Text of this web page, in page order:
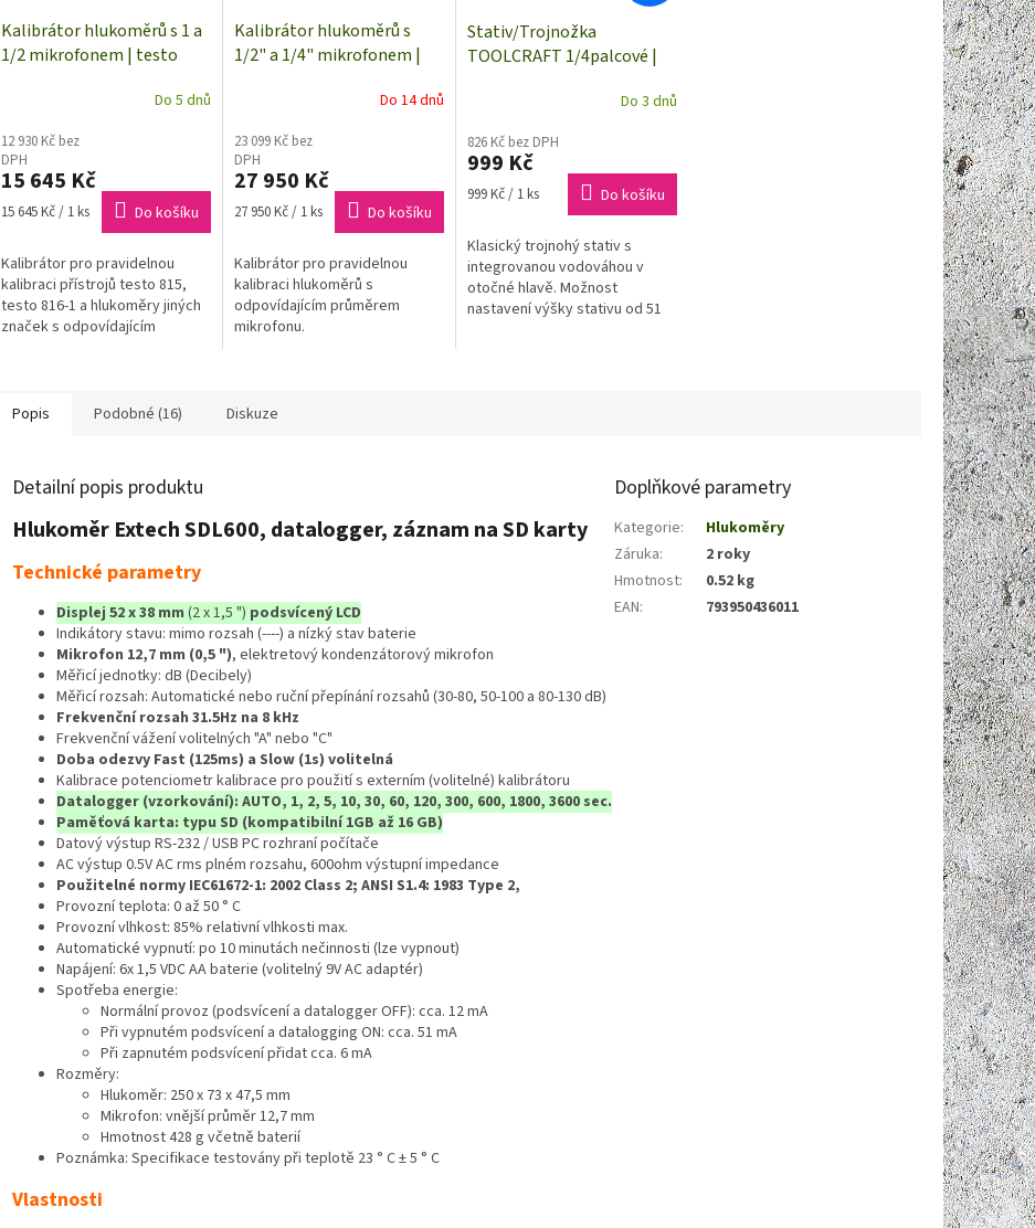
Kalibrátor hlukoměrů s 1 a
1/2 mikrofonem | testo
Do 5 dnů
12 930 Kč bez
DPH
15 645 Kč
Měrná
15 645 Kč / 1 ks Do košíku
Kalibrátor pro pravidelnou
kalibraci přístrojů testo 815,
testo 816-1 a hlukoměry jiných
značek s odpovídajícím
Kalibrátor hlukoměrů s
1/2" a 1/4" mikrofonem |
Do 14 dnů
23 099 Kč bez
DPH
27 950 Kč
Měrná
27 950 Kč / 1 ks Do košíku
Kalibrátor pro pravidelnou
kalibraci hlukoměrů s
odpovídajícím průměrem
mikrofonu.
Stativ/Trojnožka
TOOLCRAFT 1/4palcové |
Do 3 dnů
826 Kč bez DPH
999 Kč
Měrná
999 Kč / 1 ks Do košíku
Klasický trojnohý stativ s
integrovanou vodováhou v
otočné hlavě. Možnost
nastavení výšky stativu od 51
Popis Podobné (16) Diskuze
Detailní popis produktu
Hlukoměr Extech SDL600, datalogger, záznam na SD karty
Technické parametry
Displej 52 x 38 mm (2 x 1,5 ") podsvícený LCD
Indikátory stavu: mimo rozsah (----) a nízký stav baterie
Mikrofon 12,7 mm (0,5 "), elektretový kondenzátorový mikrofon
Měřicí jednotky: dB (Decibely)
Měřicí rozsah: Automatické nebo ruční přepínání rozsahů (30-80, 50-100 a 80-130 dB)
Frekvenční rozsah 31.5Hz na 8 kHz
Frekvenční vážení volitelných "A" nebo "C"
Doba odezvy Fast (125ms) a Slow (1s) volitelná
Kalibrace potenciometr kalibrace pro použití s externím (volitelné) kalibrátoru
Datalogger (vzorkování): AUTO, 1, 2, 5, 10, 30, 60, 120, 300, 600, 1800, 3600 sec.
Paměťová karta: typu SD (kompatibilní 1GB až 16 GB)
Datový výstup RS-232 / USB PC rozhraní počítače
AC výstup 0.5V AC rms plném rozsahu, 600ohm výstupní impedance
Použitelné normy IEC61672-1: 2002 Class 2; ANSI S1.4: 1983 Type 2,
Provozní teplota: 0 až 50 ° C
Provozní vlhkost: 85% relativní vlhkosti max.
Automatické vypnutí: po 10 minutách nečinnosti (lze vypnout)
Napájení: 6x 1,5 VDC AA baterie (volitelný 9V AC adaptér)
Spotřeba energie:
Normální provoz (podsvícení a datalogger OFF): cca. 12 mA
Při vypnutém podsvícení a datalogging ON: cca. 51 mA
Při zapnutém podsvícení přidat cca. 6 mA
Rozměry:
Hlukoměr: 250 x 73 x 47,5 mm
Mikrofon: vnější průměr 12,7 mm
Hmotnost 428 g včetně baterií
Poznámka: Specifikace testovány při teplotě 23 ° C ± 5 ° C
Vlastnosti
Doplňkové parametry
Kategorie:
Hlukoměry
Záruka:
2 roky
Hmotnost:
0.52 kg
EAN: 793950436011